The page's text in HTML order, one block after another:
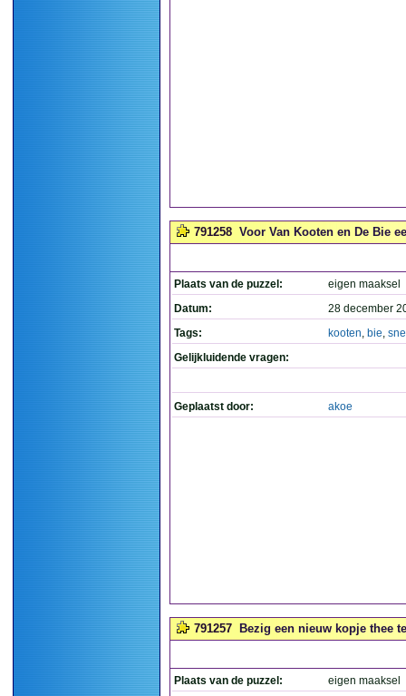
791258 Voor Van Kooten en De Bie
Plaats van de puzzel:
eigen maaksel
Datum:
28 december
Tags:
kooten, bie,
Gelijkluidende vragen:
Geplaatst door: akoe
791257 Bezig een nieuw kopje thee
Plaats van de puzzel:
eigen maaksel